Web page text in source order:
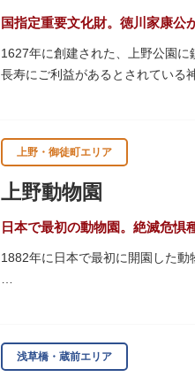
東叡山（とうえいざん）という山
軍の祈祷寺と菩提寺を兼ね、御霊
国指定重要文化財。徳川家康公
1627年に創建された、上野公園
長寿にご利益があるとされている
贅沢に金箔が使われた豪華絢爛
ために建てられたそう。社殿内
いかがでしょうか。
授与所では、期間・数量限定のお
上野・御徒町エリア
上野動物園
日本で最初の動物園。絶滅危惧
1882年に日本で最初に開園した
に再建された「閑々亭」などの歴
浅草橋・蔵前エリア